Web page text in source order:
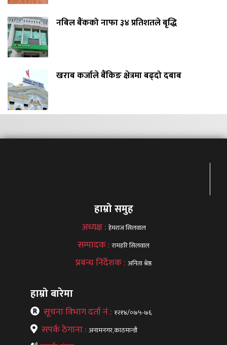
नबिल बैंकको नाफा ३४ प्रतिशतले बृद्धि
खराब कर्जाले बैंकिङ क्षेत्रमा बढ्दो दबाब
हाम्रो समुह
अध्यक्ष : हेमराज सिलवाल
सम्पादक :रामहरि सिलवाल
प्रबन्ध निर्देशक : अनिता श्रेष्ठ
हाम्रो बारेमा
सूचना विभाग दर्ता नं : १२१४/०७५-७६
सपर्क ठेगाना : अनामनगर,काठमान्डौ